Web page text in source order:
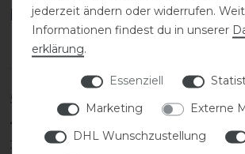
Kundenrezensionen (0)
5
0
4
3
jederzeit ändern oder widerrufen.
Informationen findest du in unserer
erklärung.
Essenziell
Marketing
Externe
DHL Wunschzustellung